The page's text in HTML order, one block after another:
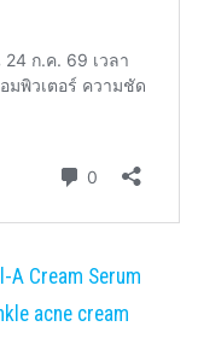
Cream Serum
acne cream